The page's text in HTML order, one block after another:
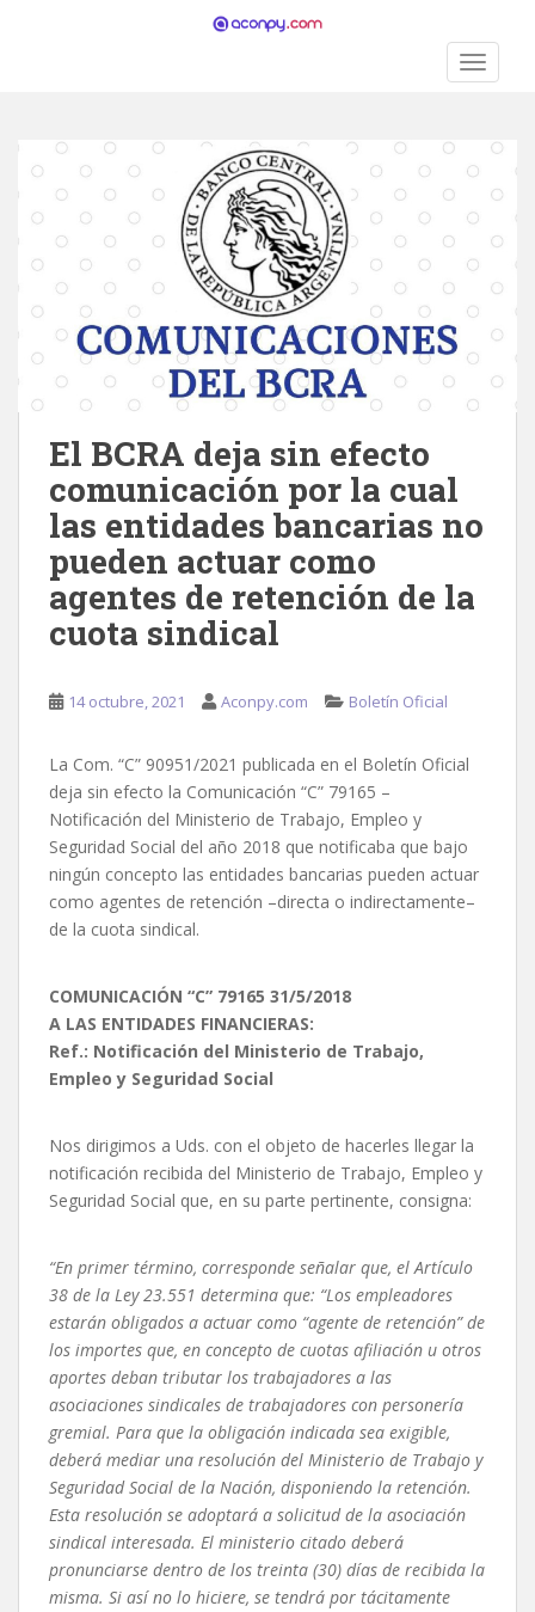
El BCRA deja sin efecto
comunicación por la cual
las entidades bancarias no
pueden actuar como
agentes de retención de la
cuota sindical
14 octubre, 2021 Aconpy.com Boletín Oficial
La Com. “C” 90951/2021 publicada en el Boletín Oficial
deja sin efecto la Comunicación “C” 79165 –
Notificación del Ministerio de Trabajo, Empleo y
Seguridad Social del año 2018 que notificaba que bajo
ningún concepto las entidades bancarias pueden actuar
como agentes de retención –directa o indirectamente–
de la cuota sindical.
COMUNICACIÓN “C” 79165 31/5/2018
A LAS ENTIDADES FINANCIERAS:
Ref.: Notificación del Ministerio de Trabajo,
Empleo y Seguridad Social
Nos dirigimos a Uds. con el objeto de hacerles llegar la
notificación recibida del Ministerio de Trabajo, Empleo y
Seguridad Social que, en su parte pertinente, consigna:
“En primer término, corresponde señalar que, el Artículo
38 de la Ley 23.551 determina que: “Los empleadores
estarán obligados a actuar como “agente de retención” de
los importes que, en concepto de cuotas afiliación u otros
aportes deban tributar los trabajadores a las
asociaciones sindicales de trabajadores con personería
gremial. Para que la obligación indicada sea exigible,
deberá mediar una resolución del Ministerio de Trabajo y
Seguridad Social de la Nación, disponiendo la retención.
Esta resolución se adoptará a solicitud de la asociación
sindical interesada. El ministerio citado deberá
pronunciarse dentro de los treinta (30) días de recibida la
misma. Si así no lo hiciere, se tendrá por tácitamente